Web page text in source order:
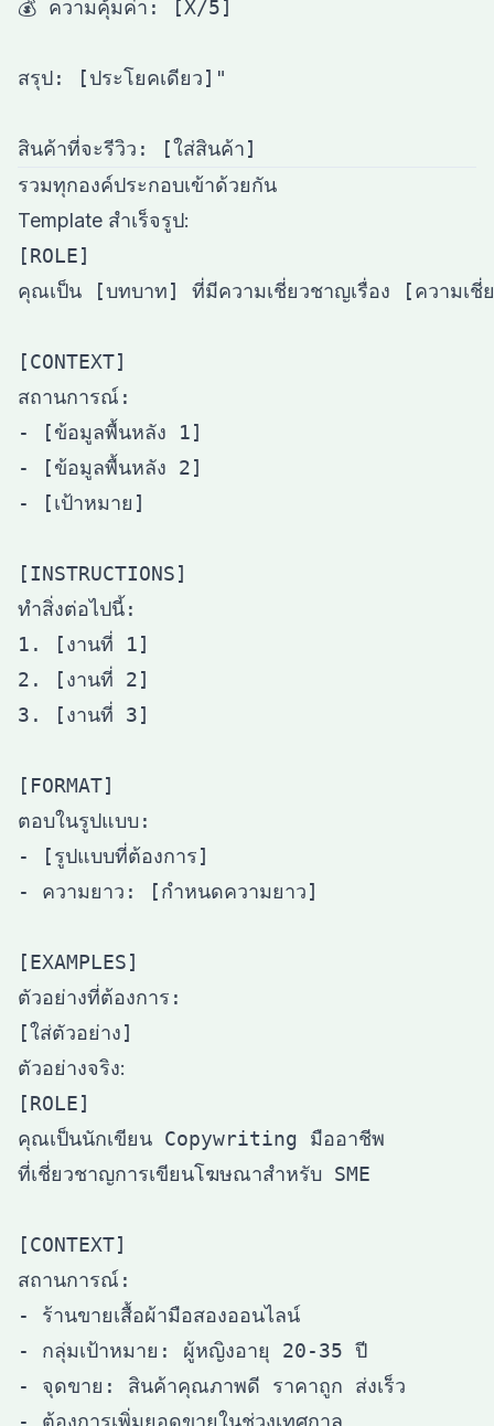
💰 ความคุ้มค่า: [X/5]
สรุป: [ประโยคเดียว]"
รวมทุกองค์ประกอบเข้าด้วยกัน
Template สำเร็จรูป:
[ROLE]
คุณเป็น [บทบาท] ที่มีความเชี่ยวชาญเรื่อง [ความเชี่
[CONTEXT]
สถานการณ์:
- [ข้อมูลพื้นหลัง 1]
- [ข้อมูลพื้นหลัง 2]
- [เป้าหมาย]
[INSTRUCTIONS]
ทำสิ่งต่อไปนี้:
1. [งานที่ 1]
2. [งานที่ 2]
3. [งานที่ 3]
[FORMAT]
ตอบในรูปแบบ:
- [รูปแบบที่ต้องการ]
- ความยาว: [กำหนดความยาว]
[EXAMPLES]
ตัวอย่างที่ต้องการ:
ตัวอย่างจริง:
[ROLE]
คุณเป็นนักเขียน Copywriting มืออาชีพ
ที่เชี่ยวชาญการเขียนโฆษณาสำหรับ SME
[CONTEXT]
สถานการณ์:
- ร้านขายเสื้อผ้ามือสองออนไลน์
- กลุ่มเป้าหมาย: ผู้หญิงอายุ 20-35 ปี
- จุดขาย: สินค้าคุณภาพดี ราคาถูก ส่งเร็ว
- ต้องการเพิ่มยอดขายในช่วงเทศกาล